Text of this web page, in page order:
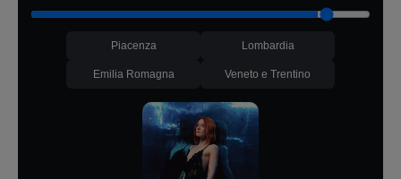
Piacenza Lombardia
Emilia Romagna Veneto e Trentino